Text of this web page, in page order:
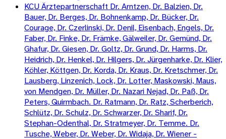
KCU Ärztepartnerschaft Dr. Arntzen, Dr. Balzien, Dr.
Bauer, Dr. Berges, Dr. Bohnenkamp, Dr. Bücker, Dr.
Courage, Dr. Czerlinski, Dr. Denil, Eisenbach, Engels, Dr.
Faber, Dr. Finke, Dr. Främke, Gälweiler, Dr. Gemünd, Dr.
Ghafur, Dr. Giesen, Dr. Goltz, Dr. Grund, Dr. Harms, Dr.
Heidrich, Dr. Henkel, Dr. Hilgers, Dr. Jürgenharke, Dr. Klier,
Köhler, Köttgen, Dr. Korda, Dr. Kraus, Dr. Kretschmer, Dr.
Lausberg, Linzenich, Lock, Dr. Lotter, Maskowski, Maus,
von Mendgen, Dr. Müller, Dr. Nazari Nejad, Dr. Paß, Dr.
Peters, Quirmbach. Dr. Ratmann, Dr. Ratz, Scherberich,
Schlütz, Dr. Schulz, Dr. Schwarzer, Dr. Sharif, Dr.
Stephan-Odenthal, Dr. Stratmeyer, Dr. Temme. Dr.
Tusche, Weber, Dr. Weber, Dr. Widaja, Dr. Wiener -